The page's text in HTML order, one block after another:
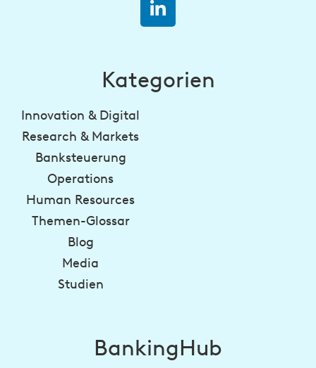
Kategorien
Innovation & Digital
Research & Markets
Banksteuerung
Operations
Human Resources
Themen-Glossar
Blog
Media
Studien
BankingHub